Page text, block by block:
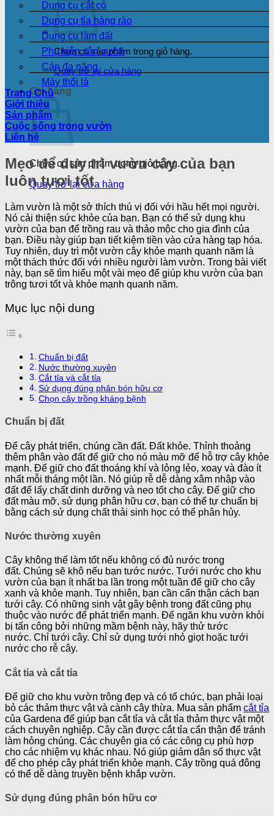
Chưa có sản phẩm trong giỏ hàng.
Quay trở lại cửa hàng
Giỏ hàng
Chưa có sản phẩm trong giỏ hàng.
Quay trở lại cửa hàng
Dụng cụ cắt cỏ
Dụng cụ tỉa hàng rào
Dụng cụ làm đất
Phụ kiện sân vườn
Cán đa năng
Máy thổi lá
Trang Chủ
Giới thiệu
Sản phẩm
Cuộc sống trong vườn
Liên hệ
Mẹo để duy trì vườn cây của bạn
luôn tươi tốt
Làm vườn là một sở thích thú vị đối với hầu hết mọi người.
Nó cải thiện sức khỏe của bạn. Bạn có thể sử dụng khu
vườn của bạn để trồng rau và thảo mộc cho gia đình của
bạn. Điều này giúp bạn tiết kiệm tiền vào cửa hàng tạp hóa.
Tuy nhiên, duy trì một vườn cây khỏe mạnh quanh năm là
một thách thức đối với nhiều người làm vườn. Trong bài viết
này, bạn sẽ tìm hiểu một vài mẹo để giúp khu vườn của bạn
trông tươi tốt và khỏe mạnh quanh năm.
Mục lục nội dung
Chuẩn bị đất
Nước thường xuyên
Cắt tỉa và cắt tỉa
Sử dụng đúng phân bón hữu cơ
Chọn cây trồng kháng bệnh
Chuẩn bị đất
Để cây phát triển, chúng cần đất. Đất khỏe. Thỉnh thoảng
thêm phân vào đất để giữ cho nó màu mỡ để hỗ trợ cây khỏe
mạnh. Để giữ cho đất thoáng khí và lỏng lẻo, xoay và đào ít
nhất mỗi tháng một lần. Nó giúp rễ dễ dàng xâm nhập vào
đất để lấy chất dinh dưỡng và neo tốt cho cây. Để giữ cho
đất màu mỡ, sử dụng phân hữu cơ, bạn có thể tự chuẩn bị
bằng cách sử dụng chất thải sinh học có thể phân hủy.
Nước thường xuyên
Cây không thể làm tốt nếu không có đủ nước trong
đất. Chúng sẽ khô nếu bạn tước nước. Tưới nước cho khu
vườn của bạn ít nhất ba lần trong một tuần để giữ cho cây
xanh và khỏe mạnh. Tuy nhiên, bạn cần cẩn thận cách bạn
tưới cây. Có những sinh vật gây bệnh trong đất cũng phụ
thuộc vào nước để phát triển mạnh. Để ngăn khu vườn khỏi
bị tấn công bởi những mầm bệnh này, hãy thử tước
nước. Chỉ tưới cây. Chỉ sử dụng tưới nhỏ giọt hoặc tưới
nước cho rễ cây.
Cắt tỉa và cắt tỉa
Để giữ cho khu vườn trông đẹp và có tổ chức, bạn phải loại
bỏ các thảm thực vật và cành cây thừa. Mua sản phẩm cắt tỉa
của Gardena để giúp bạn cắt tỉa và cắt tỉa thảm thực vật một
cách chuyên nghiệp. Cây cần được cắt tỉa cẩn thận để tránh
làm hỏng chúng. Các chuyên gia có các công cụ phù hợp
cho các nhiệm vụ khác nhau. Nó giúp giảm dân số thực vật
để cho phép cây phát triển khỏe mạnh. Cây trồng quá đông
có thể dễ dàng truyền bệnh khắp vườn.
Sử dụng đúng phân bón hữu cơ